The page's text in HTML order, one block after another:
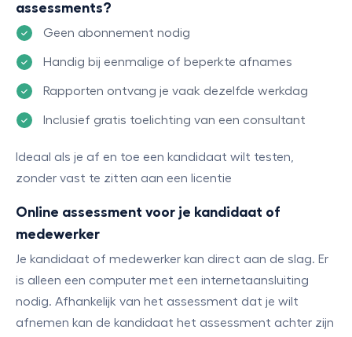
assessments?
Geen abonnement nodig
Handig bij eenmalige of beperkte afnames
Rapporten ontvang je vaak dezelfde werkdag
Inclusief gratis toelichting van een consultant
Ideaal als je af en toe een kandidaat wilt testen,
zonder vast te zitten aan een licentie
Online assessment voor je kandidaat of
medewerker
Je kandidaat of medewerker kan direct aan de slag. Er
is alleen een computer met een internetaansluiting
nodig. Afhankelijk van het assessment dat je wilt
afnemen kan de kandidaat het assessment achter zijn